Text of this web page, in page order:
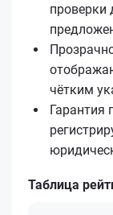
проверки
чётким
Гарантия
Таблица